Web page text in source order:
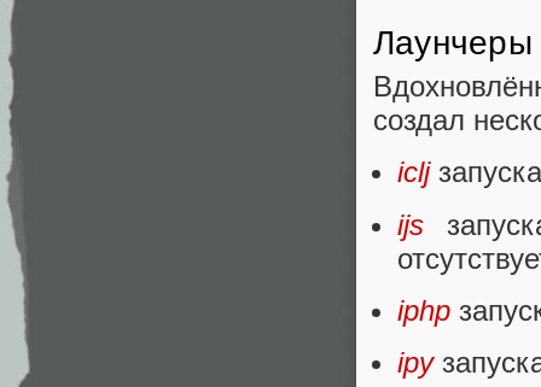
Лаунчеры
создал
iclj
ijs
iphp
ipy